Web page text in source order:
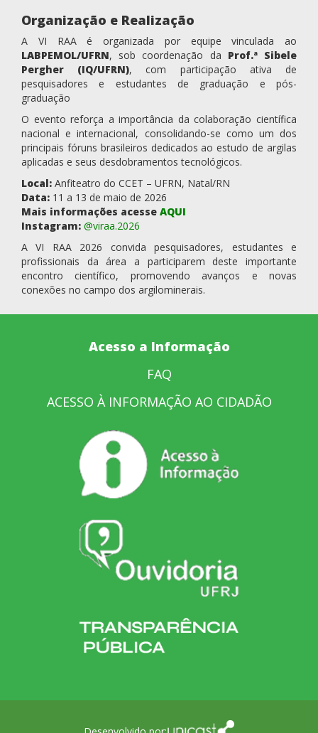
Organização e Realização
A VI RAA é organizada por equipe vinculada ao
LABPEMOL/UFRN, sob coordenação da Prof.ª Sibele
Pergher (IQ/UFRN), com participação ativa de
pesquisadores e estudantes de graduação e pós-
graduação
O evento reforça a importância da colaboração científica
nacional e internacional, consolidando-se como um dos
principais fóruns brasileiros dedicados ao estudo de argilas
aplicadas e seus desdobramentos tecnológicos.
Local: Anfiteatro do CCET – UFRN, Natal/RN
Data: 11 a 13 de maio de 2026
Mais informações acesse AQUI
Instagram: @viraa.2026
A VI RAA 2026 convida pesquisadores, estudantes e
profissionais da área a participarem deste importante
encontro científico, promovendo avanços e novas
conexões no campo dos argilominerais.
Acesso a Informação
FAQ
ACESSO À INFORMAÇÃO AO CIDADÃO